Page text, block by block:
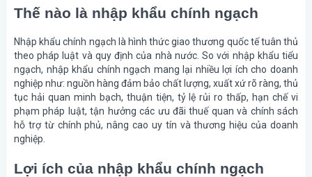
Thế nào là nhập khẩu chính ngạch
Nhập khẩu chính ngạch là hình thức giao thương quốc tế tuân thủ
theo pháp luật và quy định của nhà nước. So với nhập khẩu tiểu
ngạch, nhập khẩu chính ngạch mang lại nhiều lợi ích cho doanh
nghiệp như: nguồn hàng đảm bảo chất lượng, xuất xứ rõ ràng, thủ
tục hải quan minh bạch, thuận tiện, tỷ lệ rủi ro thấp, hạn chế vi
phạm pháp luật, tận hưởng các ưu đãi thuế quan và chính sách
hỗ trợ từ chính phủ, nâng cao uy tín và thương hiệu của doanh
nghiệp.
Lợi ích của nhập khẩu chính ngạch